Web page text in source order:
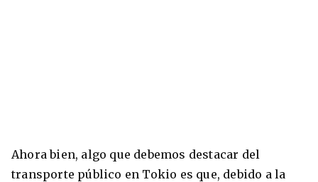
Ahora bien, algo que debemos destacar del
transporte público en Tokio es que, debido a la